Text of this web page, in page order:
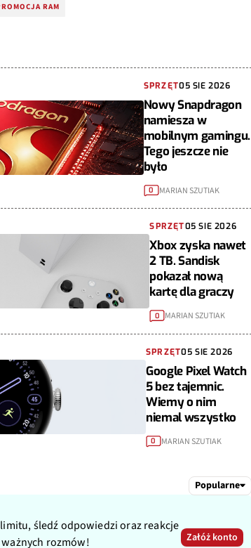
RAM
SPRZĘT05 SIE 2026
Nowy Snapdragon
namiesza w
mobilnym gamingu.
Tego jeszcze nie
było
0 MARIAN SZUTIAK
SPRZĘT05 SIE 2026
Xbox zyska nawet
2 TB. Sandisk
pokazał nową
kartę dla graczy
0 MARIAN SZUTIAK
SPRZĘT05 SIE 2026
Google Pixel Watch
5 bez tajemnic.
Wiemy o nim
niemal wszystko
0 MARIAN SZUTIAK
Popularne
śledź odpowiedzi oraz reakcje
rozmów!
Załóż konto